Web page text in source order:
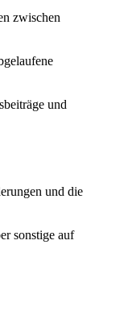
zwischen
und
und die
sonstige auf